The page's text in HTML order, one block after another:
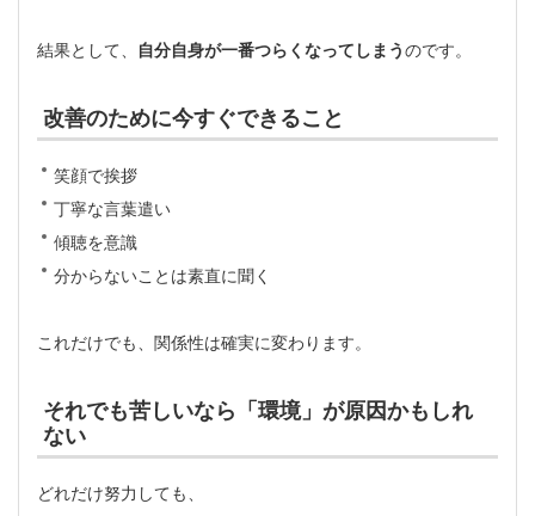
結果として、 自分自身が一番つらくなってしまうのです。
改善のために今すぐできること
笑顔で挨拶
丁寧な言葉遣い
傾聴を意識
分からないことは素直に聞く
これだけでも、関係性は確実に変わります。
それでも苦しいなら「環境」が原因かもしれ
ない
どれだけ努力しても、